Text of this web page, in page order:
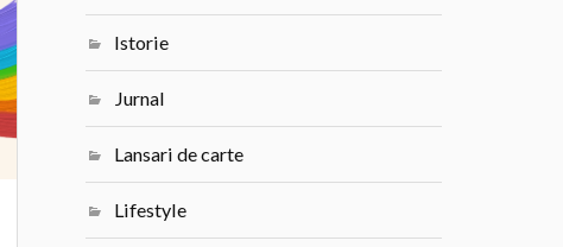
Istorie
Jurnal
Lansari de carte
Lifestyle